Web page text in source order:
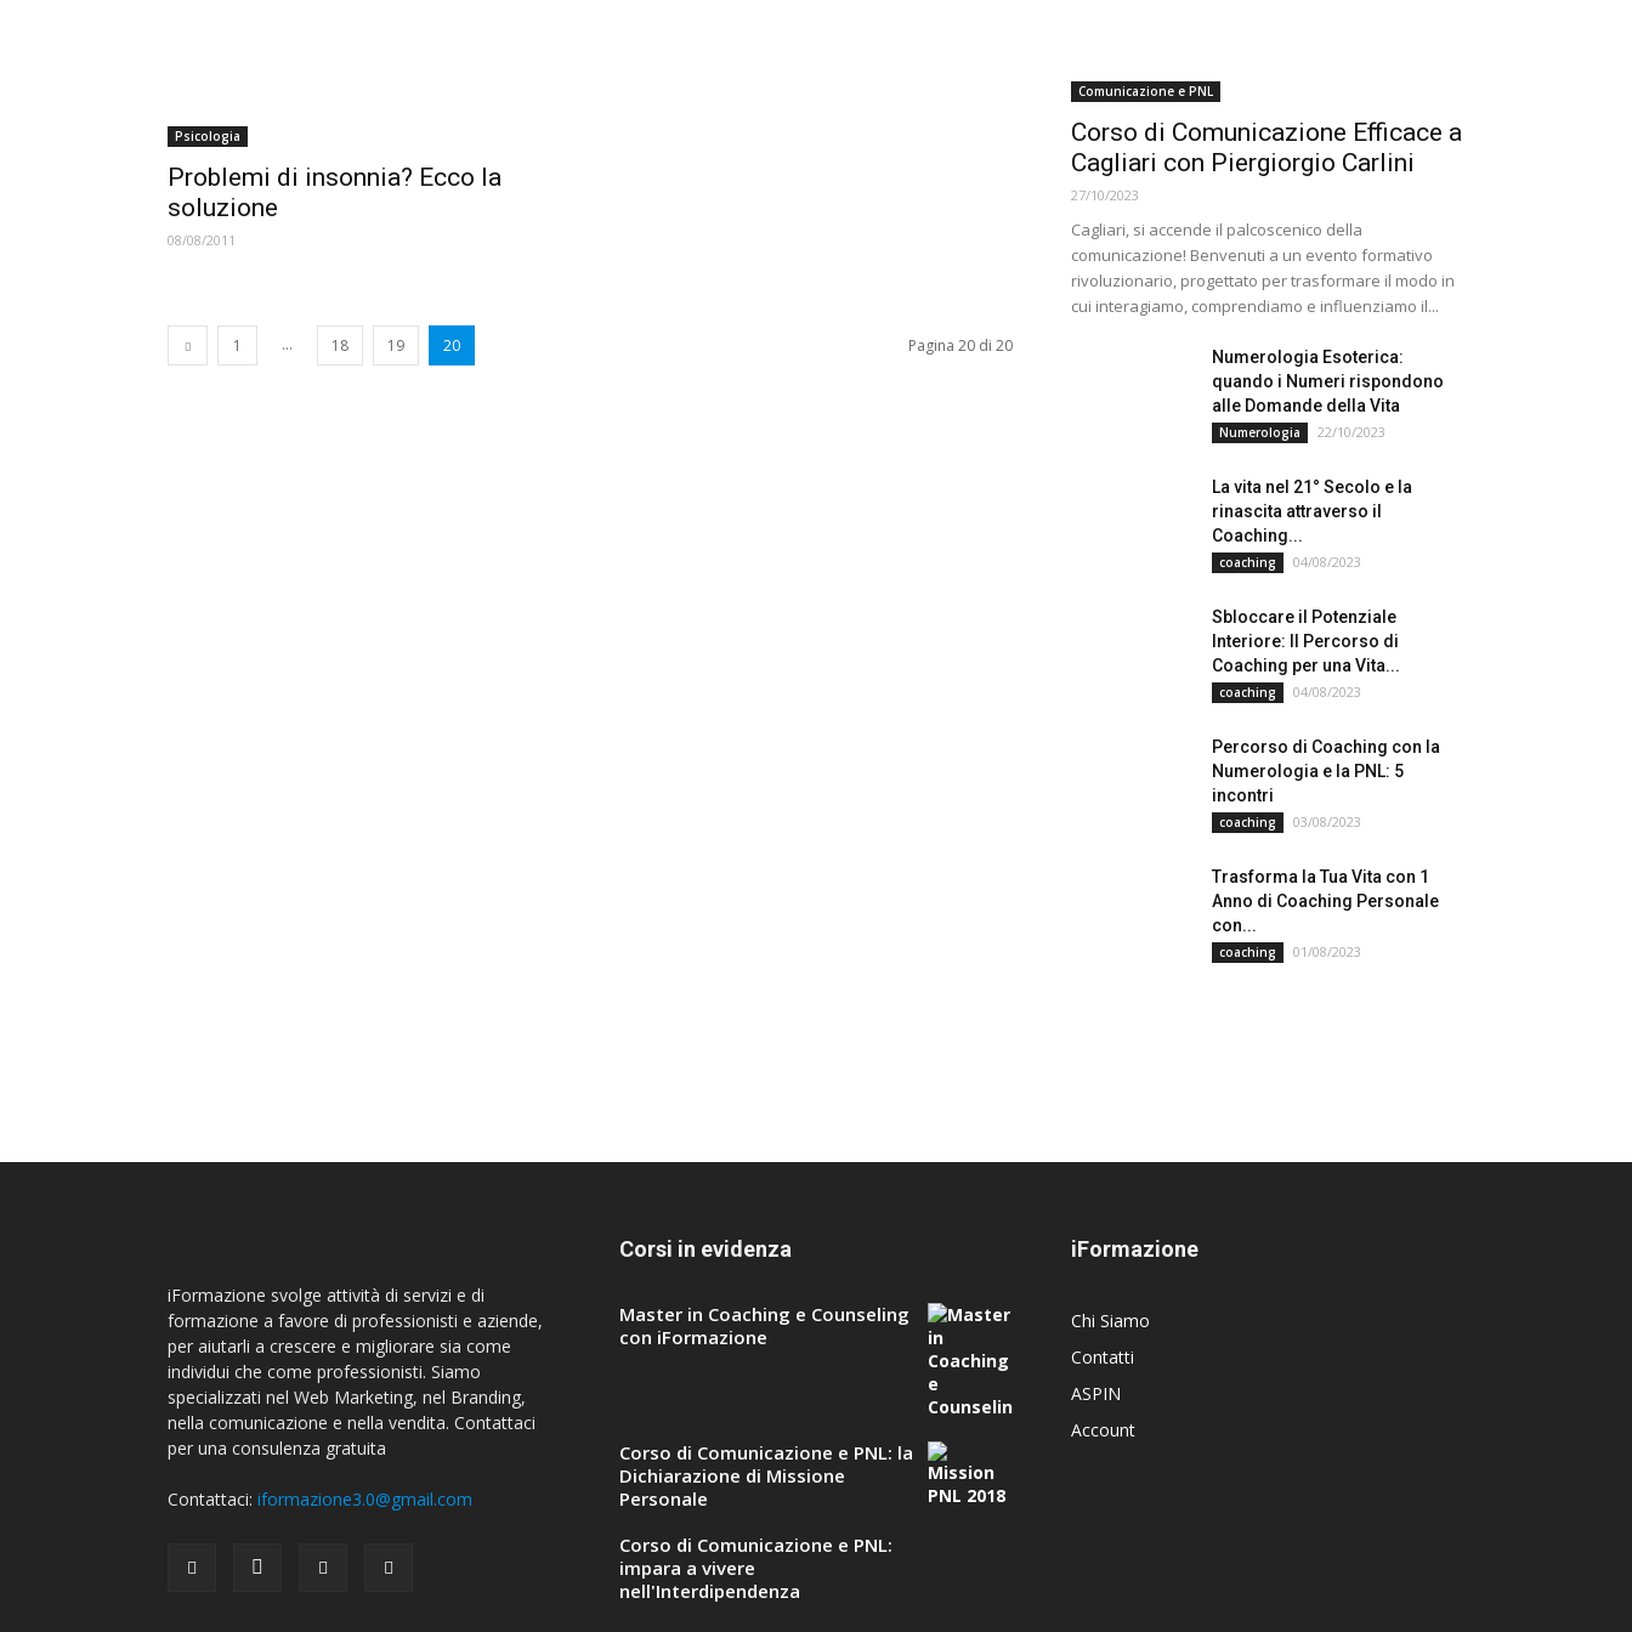
Psicologia
Problemi di insonnia? Ecco la
soluzione
08/08/2011
1 ... 18 19 20 Pagina 20 di 20
Comunicazione e PNL
Corso di Comunicazione Efficace a
Cagliari con Piergiorgio Carlini
27/10/2023
Cagliari, si accende il palcoscenico della
comunicazione! Benvenuti a un evento formativo
rivoluzionario, progettato per trasformare il modo in
cui interagiamo, comprendiamo e influenziamo il...
Numerologia Esoterica:
quando i Numeri rispondono
alle Domande della Vita
Numerologia 22/10/2023
La vita nel 21° Secolo e la
rinascita attraverso il
Coaching...
coaching 04/08/2023
Sbloccare il Potenziale
Interiore: Il Percorso di
Coaching per una Vita...
coaching 04/08/2023
Percorso di Coaching con la
Numerologia e la PNL: 5
incontri
coaching 03/08/2023
Trasforma la Tua Vita con 1
Anno di Coaching Personale
con...
coaching 01/08/2023
iFormazione svolge attività di servizi e di
formazione a favore di professionisti e aziende,
per aiutarli a crescere e migliorare sia come
individui che come professionisti. Siamo
specializzati nel Web Marketing, nel Branding,
nella comunicazione e nella vendita. Contattaci
per una consulenza gratuita
Contattaci: iformazione3.0@gmail.com
Corsi in evidenza
Master in Coaching e Counseling
con iFormazione
Corso di Comunicazione e PNL: la
Dichiarazione di Missione
Personale
Corso di Comunicazione e PNL:
impara a vivere
nell'Interdipendenza
iFormazione
Chi Siamo
Contatti
ASPIN
Account